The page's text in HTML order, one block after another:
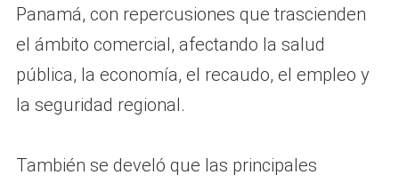
Panamá, con repercusiones que trascienden
el ámbito comercial, afectando la salud
pública, la economía, el recaudo, el empleo y
la seguridad regional.
También se develó que las principales